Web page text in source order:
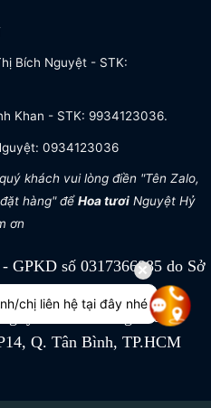
Bích Nguyệt - STK:
Khan - STK: 9934123036.
0934123036
khách vui lòng điền "Tên Zalo,
hàng" đểHoa tươiNguyệt Hỷ
ơn
GPKD số 0317366885 do Sở
ngày 04/07/2022
ty TNHH Khang Phan
Q. Tân Bình, TP.HCM
chị liên hệ tại đây nhé